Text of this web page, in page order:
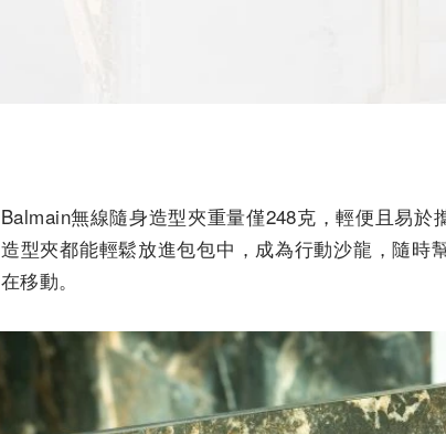
Balmain無線隨身造型夾重量僅248克，輕便且易
造型夾都能輕鬆放進包包中，成為行動沙龍，隨時
在移動。